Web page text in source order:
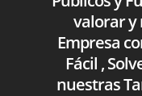
valorar y
Empresa
Fácil ,
nuestras